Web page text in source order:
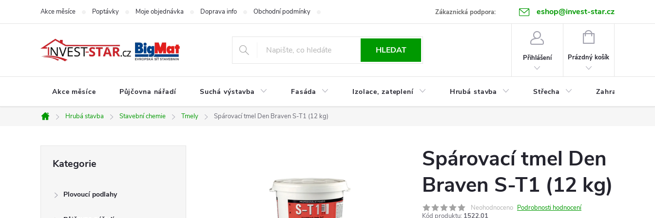
Zákaznická podpora: eshop@invest-star.cz
Akce měsíce Poptávky Moje objednávka Doprava info Obchodní podmínky Kontakt
HLEDAT
Přihlášení
NÁKUPNÍ
Prázdný košík
Akce měsíce Půjčovna nářadí Suchá výstavba Fasáda Izolace, zateplení Hrubá stavba Střecha Zahrada
Domů
Hrubá stavba Stavební chemie Tmely Spárovací tmel Den Braven S-T1 (12 kg)
kategorie
Kategorie
Plovoucí podlahy
Spárovací tmel Den
Braven S-T1 (12 kg)
Neohodnoceno Podrobnosti hodnocení
Kód produktu: 1522.01